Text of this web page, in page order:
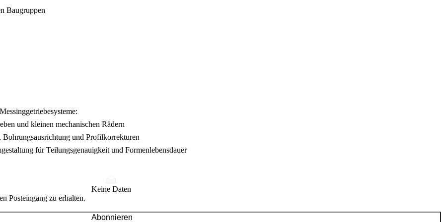
Baugruppen
und kleinen mechanischen Rädern
und Profilkorrekturen
für Teilungsgenauigkeit und Formenlebensdauer
Keine Daten
Posteingang zu erhalten.
Abonnieren